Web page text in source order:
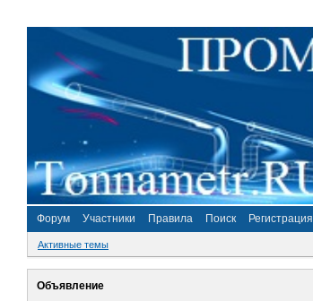
Форум Участники Правила Поиск Регистрация
Активные темы
Объявление